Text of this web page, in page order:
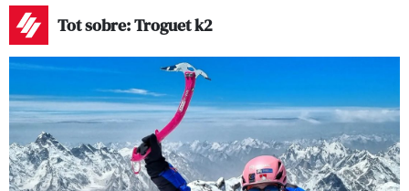
Tot sobre: Troguet k2